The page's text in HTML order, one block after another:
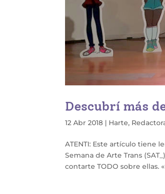
Descubrí más
12 Abr 2018 | Harte,
ATENTI: Este artículo tiene
Semana de Arte Trans
contarte TODO sobre ellas.